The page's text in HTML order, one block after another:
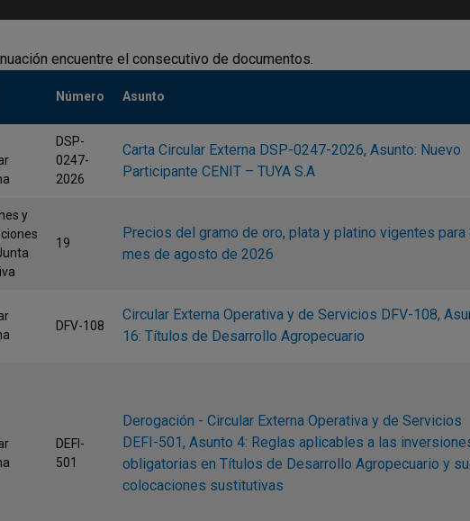
encuentre el consecutivo de documentos.
Número Asunto
DSP-
0247-
2026
Carta Circular Externa DSP-0247-2026, Asunto: Nuevo
Participante CENIT – TUYA S.A
y
19
Precios del gramo de oro, plata y platino vigentes para
mes de agosto de 2026
DFV-108
Circular Externa Operativa y de Servicios DFV-108,
16: Títulos de Desarrollo Agropecuario
DEFI-
501
Derogación - Circular Externa Operativa y de Servicios
DEFI-501, Asunto 4: Reglas aplicables a las
obligatorias en Títulos de Desarrollo Agropecuario y
colocaciones sustitutivas